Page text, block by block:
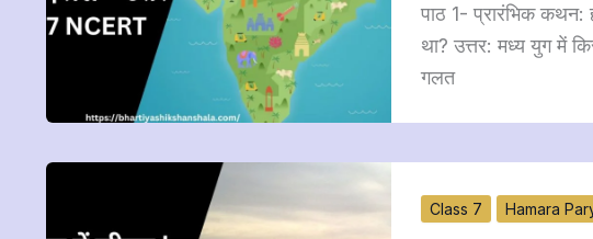
पाठ 1- प्रारंभिक कथन:
था? उत्तर: मध्य युग में
गलत
Class 7 Hamara